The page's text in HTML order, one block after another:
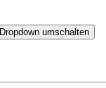
Dropdown umschalten